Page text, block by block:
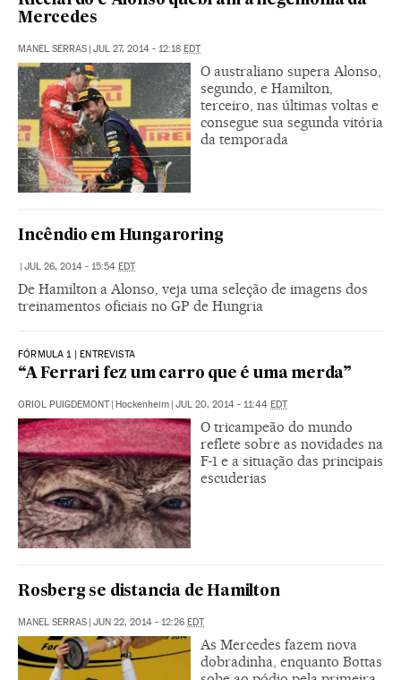
Mercedes
MANEL SERRAS JUL 27, 2014 - 12:18 EDT
O australiano supera Alonso,
segundo, e Hamilton,
terceiro, nas últimas voltas e
consegue sua segunda vitória
da temporada
Incêndio em Hungaroring
| JUL 26, 2014 - 15:54 EDT
De Hamilton a Alonso, veja uma seleção de imagens dos
treinamentos oficiais no GP de Hungria
FÓRMULA 1 | ENTREVISTA
“A Ferrari fez um carro que é uma merda”
ORIOL PUIGDEMONT | Hockenheim | JUL 20, 2014 - 11:44 EDT
O tricampeão do mundo
reflete sobre as novidades na
F-1 e a situação das principais
escuderias
Rosberg se distancia de Hamilton
MANEL SERRAS | JUN 22, 2014 - 12:26 EDT
As Mercedes fazem nova
dobradinha, enquanto Bottas